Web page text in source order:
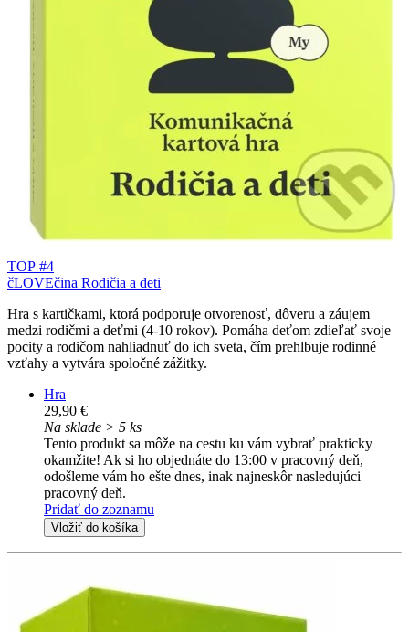
TOP #4
čLOVEčina Rodičia a deti
Hra s kartičkami, ktorá podporuje otvorenosť, dôveru a záujem
medzi rodičmi a deťmi (4-10 rokov). Pomáha deťom zdieľať svoje
pocity a rodičom nahliadnuť do ich sveta, čím prehlbuje rodinné
vzťahy a vytvára spoločné zážitky.
Hra
29,90 €
Na sklade > 5 ks
Tento produkt sa môže na cestu ku vám vybrať prakticky
okamžite! Ak si ho objednáte do 13:00 v pracovný deň,
odošleme vám ho ešte dnes, inak najneskôr nasledujúci
pracovný deň.
Pridať do zoznamu
Vložiť do košíka